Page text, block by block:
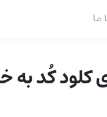
ما
کلود کُد به